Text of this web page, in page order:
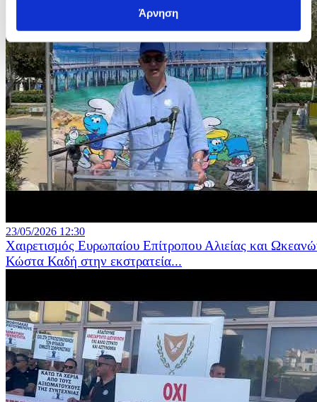
Άρνηση
23/05/2026 12:30
Χαιρετισμός Ευρωπαίου Επίτροπου Αλιείας και
Κώστα Καδή στην εκστρατεία...